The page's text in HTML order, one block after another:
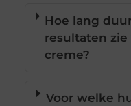
Hoe lang
resultaten
creme?
Voor welke